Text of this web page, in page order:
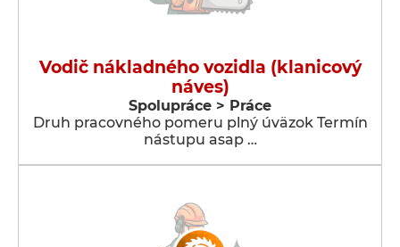
Vodič nákladného vozidla (klanicový
náves)
Spolupráce > Práce
Druh pracovného pomeru plný úväzok Termín
nástupu asap …